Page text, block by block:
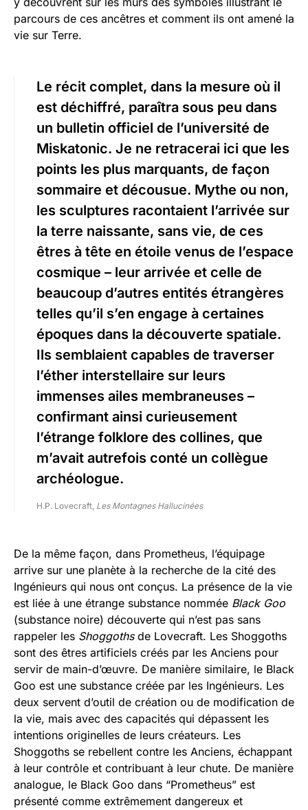
parcours de ces ancêtres et comment ils ont amené la
vie sur Terre.
Le récit complet, dans la mesure où il
est déchiffré, paraîtra sous peu dans
un bulletin officiel de l’université de
Miskatonic. Je ne retracerai ici que les
points les plus marquants, de façon
sommaire et décousue. Mythe ou non,
les sculptures racontaient l’arrivée sur
la terre naissante, sans vie, de ces
êtres à tête en étoile venus de l’espace
cosmique – leur arrivée et celle de
beaucoup d’autres entités étrangères
telles qu’il s’en engage à certaines
époques dans la découverte spatiale.
Ils semblaient capables de traverser
l’éther interstellaire sur leurs
immenses ailes membraneuses –
confirmant ainsi curieusement
l’étrange folklore des collines, que
m’avait autrefois conté un collègue
archéologue.
H.P. Lovecraft, Les Montagnes Hallucinées
De la même façon, dans Prometheus, l’équipage
arrive sur une planète à la recherche de la cité des
Ingénieurs qui nous ont conçus. La présence de la vie
est liée à une étrange substance nommée Black Goo
(substance noire) découverte qui n’est pas sans
rappeler les Shoggothsde Lovecraft. Les Shoggoths
sont des êtres artificiels créés par les Anciens pour
servir de main-d’œuvre. De manière similaire, le Black
Goo est une substance créée par les Ingénieurs. Les
deux servent d’outil de création ou de modification de
la vie, mais avec des capacités qui dépassent les
intentions originelles de leurs créateurs. Les
Shoggoths se rebellent contre les Anciens, échappant
à leur contrôle et contribuant à leur chute. De manière
analogue, le Black Goo dans “Prometheus” est
présenté comme extrêmement dangereux et